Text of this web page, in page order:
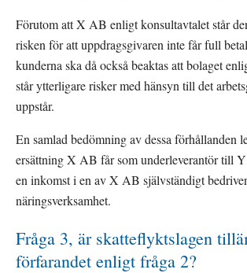
Förutom att X AB enligt konsultavtalet står
risken för att uppdragsgivaren inte får full
kunderna ska då också beaktas att bolaget
står ytterligare risker med hänsyn till det
uppstår.
En samlad bedömning av dessa förhållanden
ersättning X AB får som underleverantör till
en inkomst i en av X AB självständigt
näringsverksamhet.
Fråga 3, är skatteflyktslagen
förfarandet enligt fråga 2?